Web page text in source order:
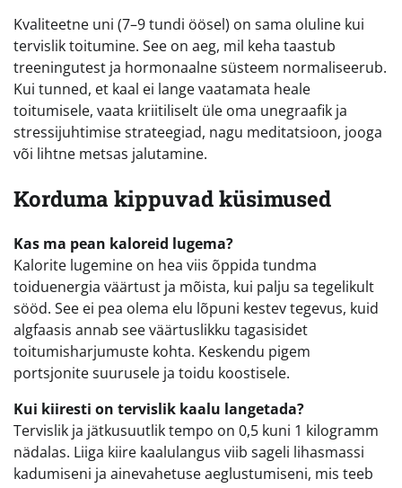
Kvaliteetne uni (7–9 tundi öösel) on sama oluline kui
tervislik toitumine. See on aeg, mil keha taastub
treeningutest ja hormonaalne süsteem normaliseerub.
Kui tunned, et kaal ei lange vaatamata heale
toitumisele, vaata kriitiliselt üle oma unegraafik ja
stressijuhtimise strateegiad, nagu meditatsioon, jooga
või lihtne metsas jalutamine.
Korduma kippuvad küsimused
Kas ma pean kaloreid lugema?
Kalorite lugemine on hea viis õppida tundma
toiduenergia väärtust ja mõista, kui palju sa tegelikult
sööd. See ei pea olema elu lõpuni kestev tegevus, kuid
algfaasis annab see väärtuslikku tagasisidet
toitumisharjumuste kohta. Keskendu pigem
portsjonite suurusele ja toidu koostisele.
Kui kiiresti on tervislik kaalu langetada?
Tervislik ja jätkusuutlik tempo on 0,5 kuni 1 kilogramm
nädalas. Liiga kiire kaalulangus viib sageli lihasmassi
kadumiseni ja ainevahetuse aeglustumiseni, mis teeb